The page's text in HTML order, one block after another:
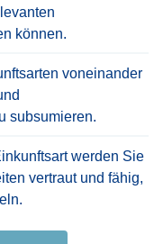
können.
voneinander
subsumieren.
werden Sie
vertraut und fähig,